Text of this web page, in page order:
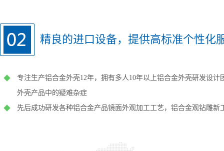
精良的进口设备，提供高标准个性化
专注生产铝合金外壳12年，拥有多人10年以上铝合金外壳研发设计
外壳产品中的疑难杂症
先后成功研发各种铝合金产品镜面外观加工工艺，铝合金观钻雕新